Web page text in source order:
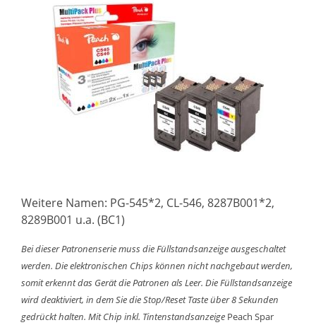
Weitere Namen: PG-545*2, CL-546, 8287B001*2,
8289B001 u.a. (BC1)
Bei dieser Patronenserie muss die Füllstandsanzeige ausgeschaltet
werden. Die elektronischen Chips können nicht nachgebaut werden,
somit erkennt das Gerät die Patronen als Leer. Die Füllstandsanzeige
wird deaktiviert, in dem Sie die Stop/Reset Taste über 8 Sekunden
gedrückt halten. Mit Chip inkl. Tintenstandsanzeige Peach Spar